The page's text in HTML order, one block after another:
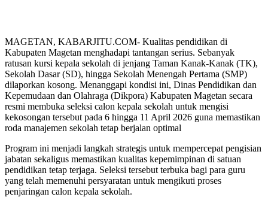
MAGETAN, KABARJITU.COM- Kualitas pendidikan di
Kabupaten Magetan menghadapi tantangan serius. Sebanyak
ratusan kursi kepala sekolah di jenjang Taman Kanak-Kanak (TK),
Sekolah Dasar (SD), hingga Sekolah Menengah Pertama (SMP)
dilaporkan kosong. Menanggapi kondisi ini, Dinas Pendidikan dan
Kepemudaan dan Olahraga (Dikpora) Kabupaten Magetan secara
resmi membuka seleksi calon kepala sekolah untuk mengisi
kekosongan tersebut pada 6 hingga 11 April 2026 guna memastikan
roda manajemen sekolah tetap berjalan optimal
Program ini menjadi langkah strategis untuk mempercepat pengisian
jabatan sekaligus memastikan kualitas kepemimpinan di satuan
pendidikan tetap terjaga. Seleksi tersebut terbuka bagi para guru
yang telah memenuhi persyaratan untuk mengikuti proses
penjaringan calon kepala sekolah.